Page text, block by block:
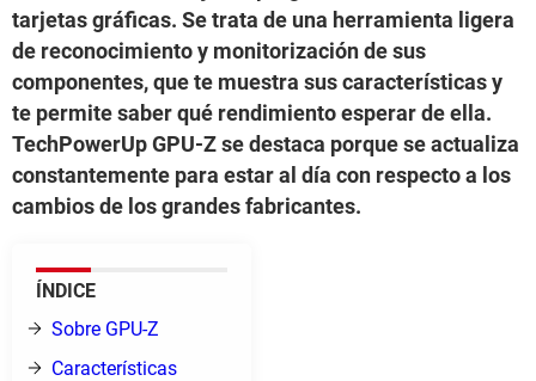
tarjetas gráficas. Se trata de una herramienta ligera
de reconocimiento y monitorización de sus
componentes, que te muestra sus características y
te permite saber qué rendimiento esperar de ella.
TechPowerUp GPU-Z se destaca porque se actualiza
constantemente para estar al día con respecto a los
cambios de los grandes fabricantes.
ÍNDICE
Sobre GPU-Z
Características